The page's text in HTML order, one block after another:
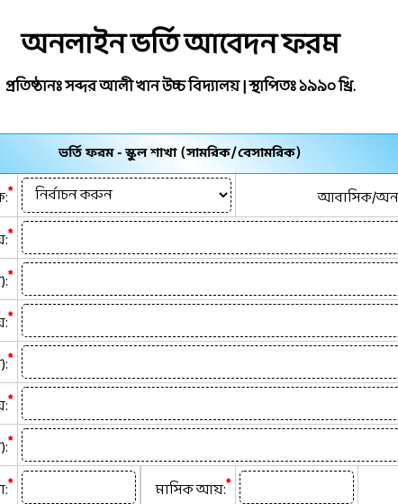
অনলাইন ভর্তি আবেদন ফরম
প্রতিষ্ঠানঃ সব্দর আলী খান উচ্চ বিদ্যালয় | স্থাপিতঃ ১৯৯০ খ্রি.
ভর্তি ফরম - স্কুল শাখা (সামরিক/বেসামরিক)
* আবাসিক/
*
*
*
*
*
*
* মাসিক আয়:*